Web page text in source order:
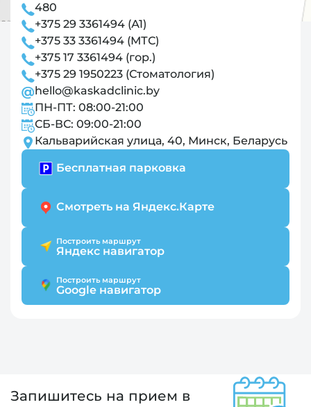
480
+375 29 3361494 (А1)
+375 33 3361494 (МТС)
+375 17 3361494 (гор.)
+375 29 1950223 (Стоматология)
hello@kaskadclinic.by
ПН-ПТ: 08:00-21:00
СБ-ВС: 09:00-21:00
Кальварийская улица, 40, Минск, Беларусь
Бесплатная парковка
Смотреть на Яндекс.Карте
Построить маршрут
Яндекс навигатор
Построить маршрут
Google навигатор
Запишитесь на прием в